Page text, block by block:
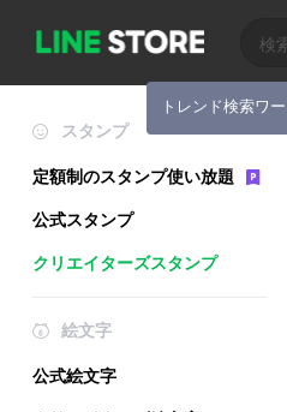
トレンド検索ワ
スタンプ
定額制のスタンプ使い放題
公式スタンプ
クリエイターズスタンプ
絵文字
公式絵文字